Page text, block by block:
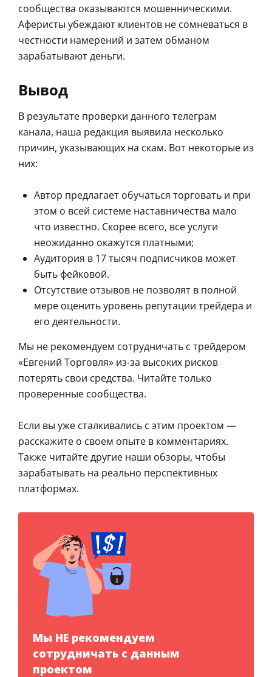
сообщества оказываются мошенническими.
Аферисты убеждают клиентов не сомневаться в
честности намерений и затем обманом
зарабатывают деньги.
Вывод
В результате проверки данного телеграм
канала, наша редакция выявила несколько
причин, указывающих на скам. Вот некоторые из
них:
Автор предлагает обучаться торговать и при
этом о всей системе наставничества мало
что известно. Скорее всего, все услуги
неожиданно окажутся платными;
Аудитория в 17 тысяч подписчиков может
быть фейковой.
Отсутствие отзывов не позволят в полной
мере оценить уровень репутации трейдера и
его деятельности.
Мы не рекомендуем сотрудничать с трейдером
«Евгений Торговля» из-за высоких рисков
потерять свои средства. Читайте только
проверенные сообщества.
Если вы уже сталкивались с этим проектом —
расскажите о своем опыте в комментариях.
Также читайте другие наши обзоры, чтобы
зарабатывать на реально перспективных
платформах.
Мы НЕ рекомендуем
сотрудничать с данным
проектом